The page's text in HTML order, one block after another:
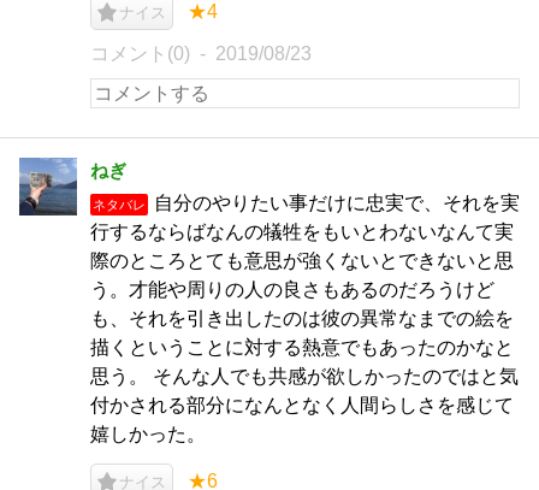
ナイス ★4
コメント(0) 2019/08/23
ねぎ
ネタバレ
自分のやりたい事だけに忠実で、それを実
行するならばなんの犠牲をもいとわないなんて実
際のところとても意思が強くないとできないと思
う。才能や周りの人の良さもあるのだろうけど
も、それを引き出したのは彼の異常なまでの絵を
描くということに対する熱意でもあったのかなと
思う。 そんな人でも共感が欲しかったのではと気
付かされる部分になんとなく人間らしさを感じて
嬉しかった。
ナイス ★6